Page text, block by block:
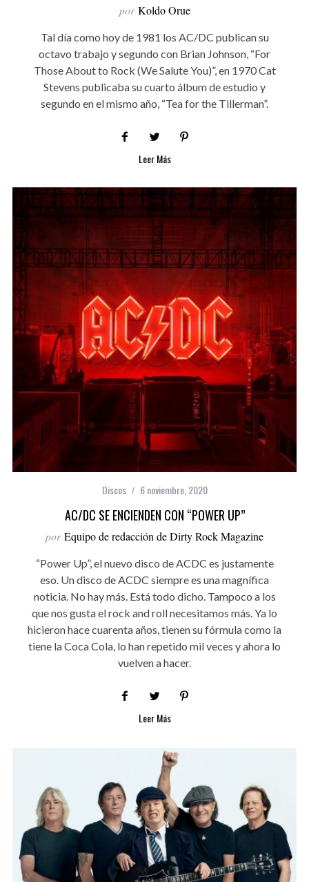
por Koldo Orue
Tal día como hoy de 1981 los AC/DC publican su
octavo trabajo y segundo con Brian Johnson, “For
Those About to Rock (We Salute You)”, en 1970 Cat
Stevens publicaba su cuarto álbum de estudio y
segundo en el mismo año, “Tea for the Tillerman”.
Leer Más
Discos 6 noviembre, 2020
AC/DC SE ENCIENDEN CON “POWER UP”
por Equipo de redacción de Dirty Rock Magazine
“Power Up”, el nuevo disco de ACDC es justamente
eso. Un disco de ACDC siempre es una magnífica
noticia. No hay más. Está todo dicho. Tampoco a los
que nos gusta el rock and roll necesitamos más. Ya lo
hicieron hace cuarenta años, tienen su fórmula como la
tiene la Coca Cola, lo han repetido mil veces y ahora lo
vuelven a hacer.
Leer Más